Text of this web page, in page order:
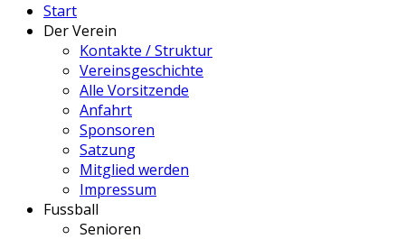
Start
Der Verein
Kontakte / Struktur
Vereinsgeschichte
Alle Vorsitzende
Anfahrt
Sponsoren
Satzung
Mitglied werden
Impressum
Fussball
Senioren